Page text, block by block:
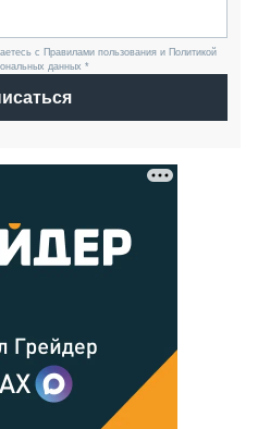
с Правилами пользования и Политикой
данных *